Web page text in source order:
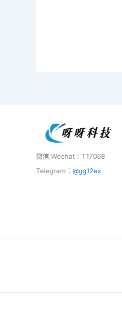
微信 Wechat：T17068
Telegram： @gg12ex